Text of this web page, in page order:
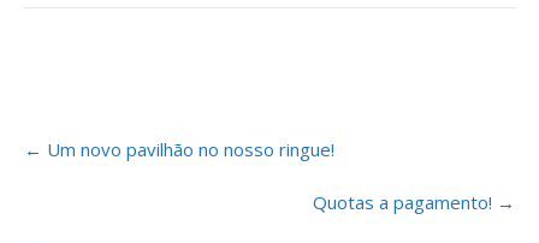
navigation
← Um novo pavilhão no nosso ringue!
Quotas a pagamento! →